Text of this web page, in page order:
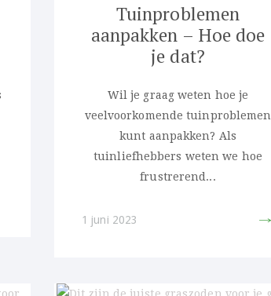
Tuinproblemen
aanpakken – Hoe doe
je dat?
Wil je graag weten hoe je
veelvoorkomende tuinproblemen
kunt aanpakken? Als
tuinliefhebbers weten we hoe
frustrerend...
1 juni 2023